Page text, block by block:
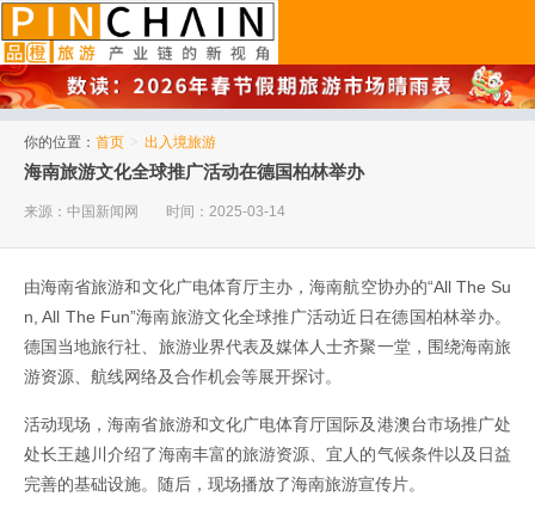
你的位置： 首页 > 出入境旅游
海南旅游文化全球推广活动在德国柏林举办
来源：中国新闻网 时间：2025-03-14
由海南省旅游和文化广电体育厅主办，海南航空协办的“All The Su
n, All The Fun”海南旅游文化全球推广活动近日在德国柏林举办。
德国当地旅行社、旅游业界代表及媒体人士齐聚一堂，围绕海南旅
游资源、航线网络及合作机会等展开探讨。
活动现场，海南省旅游和文化广电体育厅国际及港澳台市场推广处
处长王越川介绍了海南丰富的旅游资源、宜人的气候条件以及日益
完善的基础设施。随后，现场播放了海南旅游宣传片。